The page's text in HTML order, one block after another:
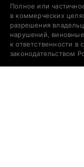
Полное или
в коммерческих
разрешения
нарушений,
к ответственности в
законодательством